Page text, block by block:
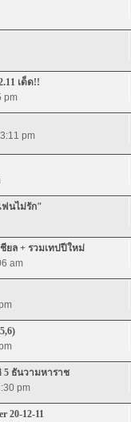
เด็ด!!
pm
pm
ฟนไม่รัก"
ยล + รวมเทปปีใหม่
am
5 ธันวามหาราช
pm
20-12-11